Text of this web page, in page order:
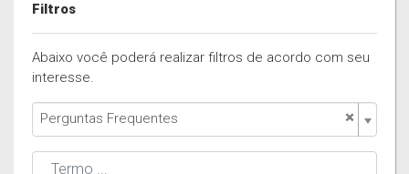
Filtros
Abaixo você poderá realizar filtros de acordo com seu
interesse.
×
Perguntas Frequentes